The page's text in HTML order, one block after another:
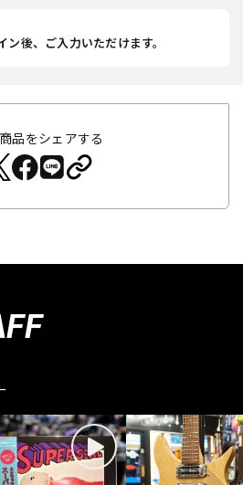
ン後、ご入力いただけます。
品をシェアする